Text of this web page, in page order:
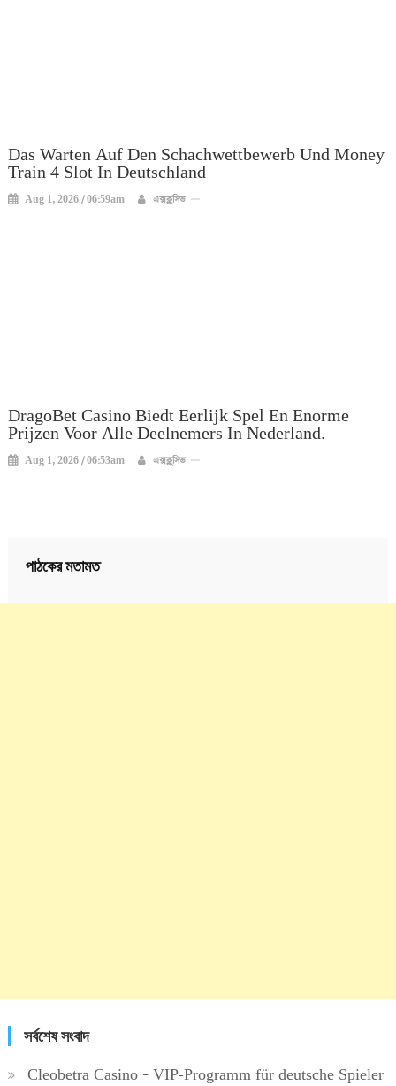
Das Warten Auf Den Schachwettbewerb Und Money
Train 4 Slot In Deutschland
Aug 1, 2026 / 06:59am এক্সক্লুসিভ
DragoBet Casino Biedt Eerlijk Spel En Enorme
Prijzen Voor Alle Deelnemers In Nederland.
Aug 1, 2026 / 06:53am এক্সক্লুসিভ
পাঠকের মতামত
সর্বশেষ সংবাদ
Cleobetra Casino – VIP-Programm für deutsche Spieler